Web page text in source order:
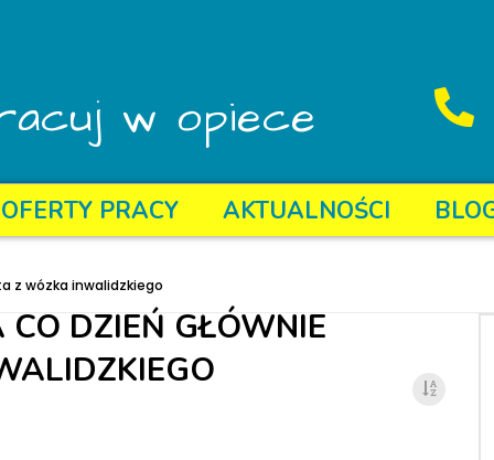
w opiece
OFERTY PRACY AKTUALNOŚCI
z wózka inwalidzkiego
DZIEŃ GŁÓWNIE